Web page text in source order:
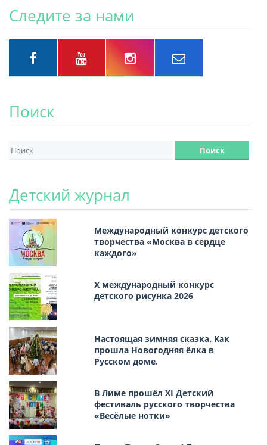
Следите за нами
Поиск
Детский журнал
Международный конкурс детского
творчества «Москва в сердце
каждого»
Х международный конкурс
детского рисунка 2026
Настоящая зимняя сказка. Как
прошла Новогодняя ёлка в
Русском доме.
В Лиме прошёл XI Детский
фестиваль русского творчества
«Весёлые нотки»